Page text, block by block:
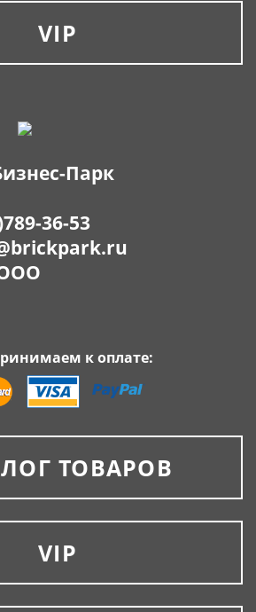
VIP
Парк
36-53
к оплате:
ТОВАРОВ
VIP